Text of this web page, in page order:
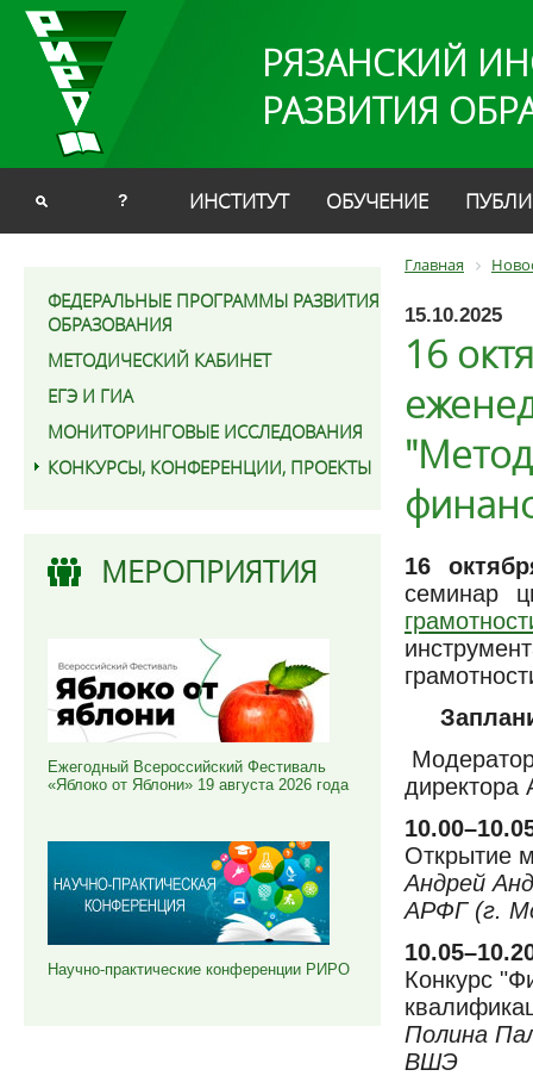
РЯЗАНСКИЙ
РАЗВИТИЯ
? ИНСТИТУТ ОБУЧЕНИЕ
ФЕДЕРАЛЬНЫЕ ПРОГРАММЫ РАЗВИТИЯ
ОБРАЗОВАНИЯ
МЕТОДИЧЕСКИЙ КАБИНЕТ
ЕГЭ И ГИА
МОНИТОРИНГОВЫЕ ИССЛЕДОВАНИЯ
КОНКУРСЫ, КОНФЕРЕНЦИИ, ПРОЕКТЫ
МЕРОПРИЯТИЯ
Ежегодный Всероссийский Фестиваль
«Яблоко от Яблони» 19 августа 2026 года
Научно-практические конференции РИРО
Главная
15.10.2025
16
16
семинар
директора
Открытие
Андрей
АРФГ (г.
Конкурс
Полина
ВШЭ